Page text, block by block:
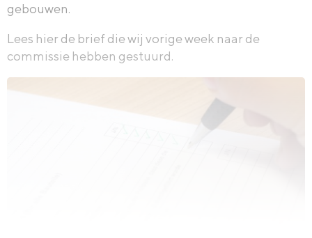
gebouwen.
Lees hier de brief die wij vorige week naar de
commissie hebben gestuurd.